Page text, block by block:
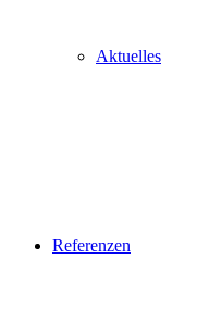
Aktuelles
Referenzen